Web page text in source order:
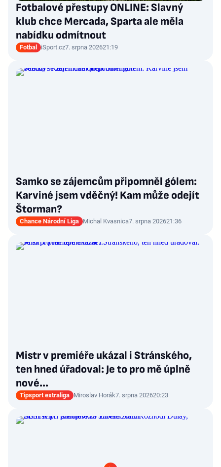
Fotbalové přestupy ONLINE: Slavný
klub chce Mercada, Sparta ale měla
nabídku odmítnout
Fotbal iSport.cz7. srpna 202621:19
Samko se zájemcům připomněl gólem:
Karviné jsem vděčný! Kam může odejít
Štorman?
Chance Národní Liga Michal Kvasnica7. srpna 202621:36
Mistr v premiéře ukázal i Stránského,
ten hned úřadoval: Je to pro mě úplně
nové…
Tipsport extraliga Miroslav Horák7. srpna 202620:23